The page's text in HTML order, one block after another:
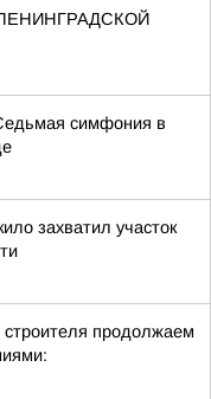
симфония в
захватил участок
продолжаем